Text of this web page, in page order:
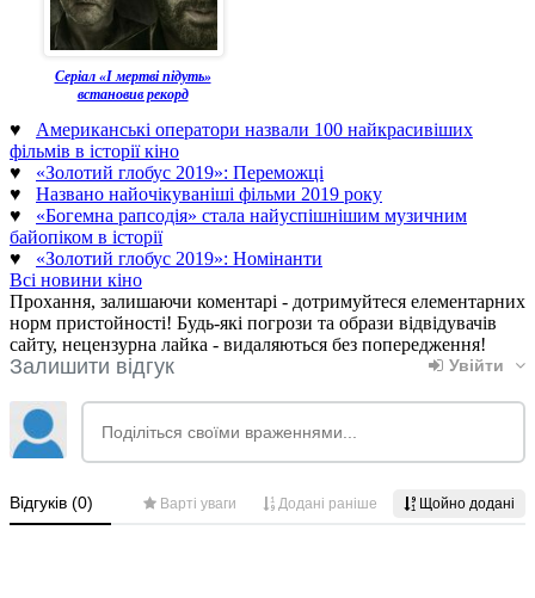
Серіал «І мертві підуть»
встановив рекорд
♥ Американські оператори назвали 100 найкрасивіших
фільмів в історії кіно
♥ «Золотий глобус 2019»: Переможці
♥ Названо найочікуваніші фільми 2019 року
♥ «Богемна рапсодія» стала найуспішнішим музичним
байопіком в історії
♥ «Золотий глобус 2019»: Номінанти
Всі новини кіно
Прохання, залишаючи коментарі - дотримуйтеся елементарних
норм пристойності! Будь-які погрози та образи відвідувачів
сайту, нецензурна лайка - видаляються без попередження!